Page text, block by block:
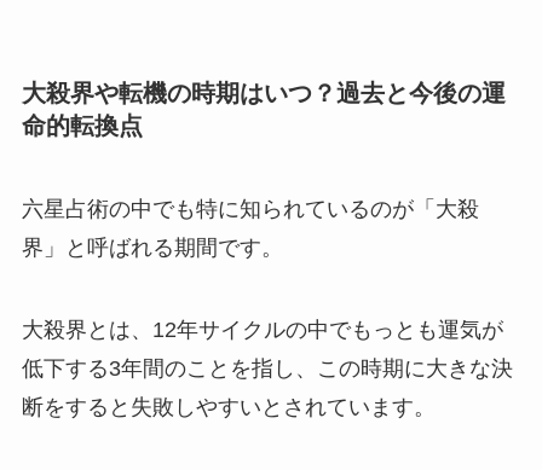
大殺界や転機の時期はいつ？過去と今後の運
命的転換点
六星占術の中でも特に知られているのが「大殺
界」と呼ばれる期間です。
大殺界とは、12年サイクルの中でもっとも運気が
低下する3年間のことを指し、この時期に大きな決
断をすると失敗しやすいとされています。